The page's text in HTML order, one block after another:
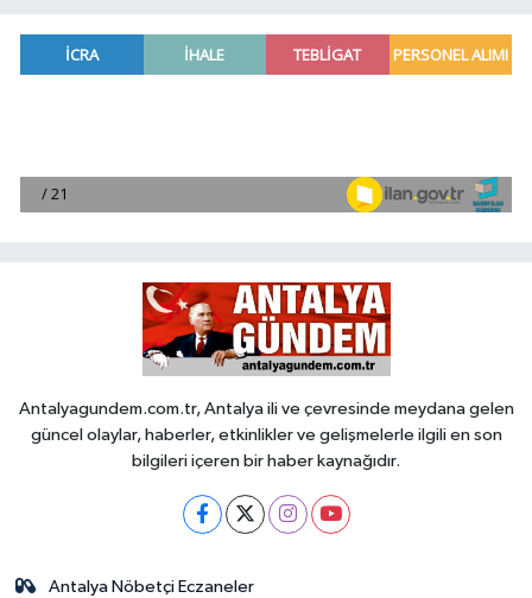
Antalyagundem.com.tr, Antalya ili ve çevresinde meydana gelen
güncel olaylar, haberler, etkinlikler ve gelişmelerle ilgili en son
bilgileri içeren bir haber kaynağıdır.
Antalya Nöbetçi Eczaneler